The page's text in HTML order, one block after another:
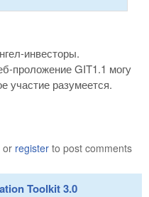
инвесторы.
проложение GIT1.1 могу
участие разумеется.
or register to post comments
Toolkit 3.0